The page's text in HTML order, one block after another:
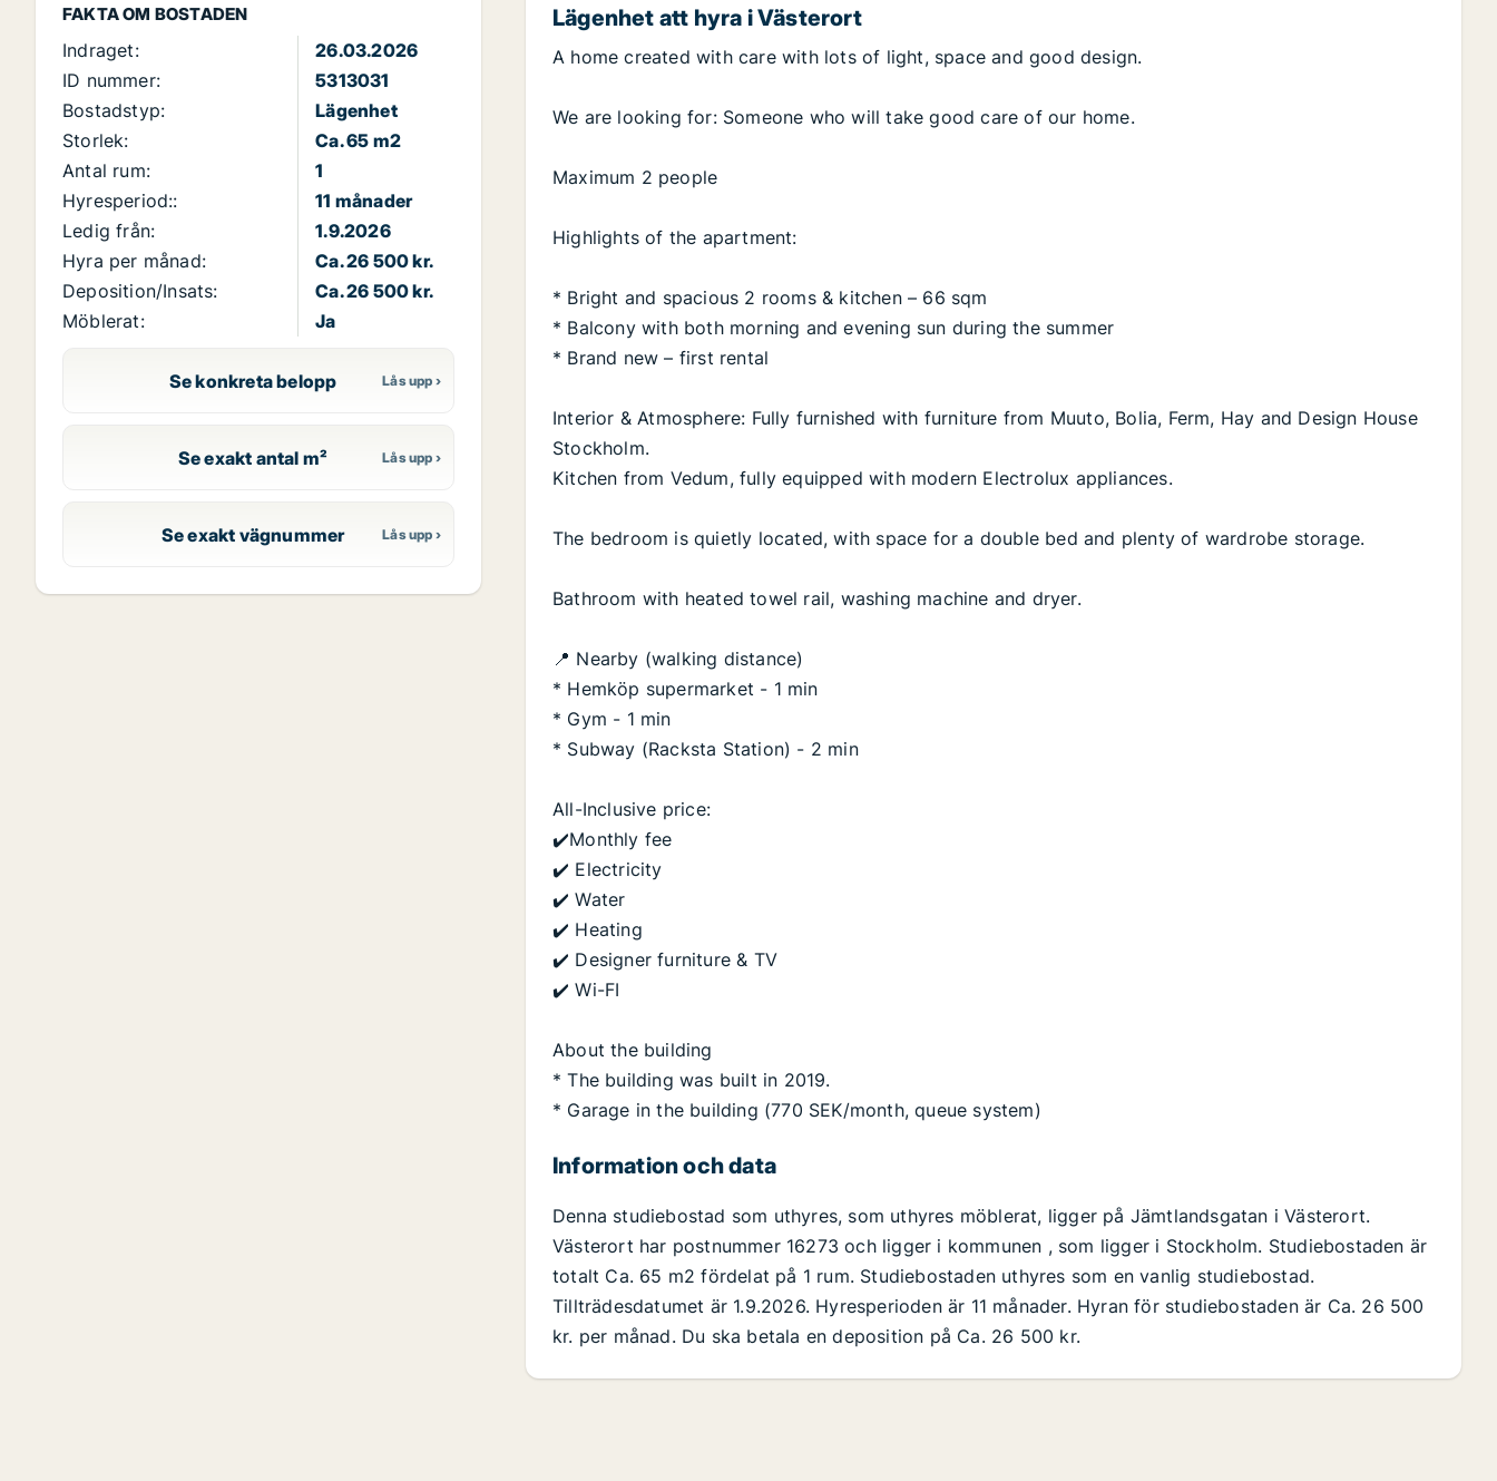
FAKTA OM BOSTADEN
Indraget:
26.03.2026
ID nummer:
5313031
Bostadstyp:
Lägenhet
Storlek:
Ca. 65 m2
Antal rum:
1
Hyresperiod::
11 månader
Ledig från:
1.9.2026
Hyra per månad:
Ca. 26 500 kr.
Deposition/Insats:
Ca. 26 500 kr.
Möblerat:
Ja
Se konkreta belopp
Se exakt antal m²
Se exakt vägnummer
Lägenhet att hyra i Västerort
A home created with care with lots of light, space and good design.
We are looking for: Someone who will take good care of our home.
Maximum 2 people
Highlights of the apartment:
* Bright and spacious 2 rooms & kitchen – 66 sqm
* Balcony with both morning and evening sun during the summer
* Brand new – first rental
Interior & Atmosphere: Fully furnished with furniture from Muuto, Bolia, Ferm, Hay and Design House
Stockholm.
Kitchen from Vedum, fully equipped with modern Electrolux appliances.
The bedroom is quietly located, with space for a double bed and plenty of wardrobe storage.
Bathroom with heated towel rail, washing machine and dryer.
📍 Nearby (walking distance)
* Hemköp supermarket - 1 min
* Gym - 1 min
* Subway (Racksta Station) - 2 min
All-Inclusive price:
✔️Monthly fee
✔️ Electricity
✔️ Water
✔️ Heating
✔️ Designer furniture & TV
✔️ Wi-FI
About the building
* The building was built in 2019.
* Garage in the building (770 SEK/month, queue system)
Information och data
Denna studiebostad som uthyres, som uthyres möblerat, ligger på Jämtlandsgatan i Västerort.
Västerort har postnummer 16273 och ligger i kommunen , som ligger i Stockholm. Studiebostaden är
totalt Ca. 65 m2 fördelat på 1 rum. Studiebostaden uthyres som en vanlig studiebostad.
Tillträdesdatumet är 1.9.2026. Hyresperioden är 11 månader. Hyran för studiebostaden är Ca. 26 500
kr. per månad. Du ska betala en deposition på Ca. 26 500 kr.